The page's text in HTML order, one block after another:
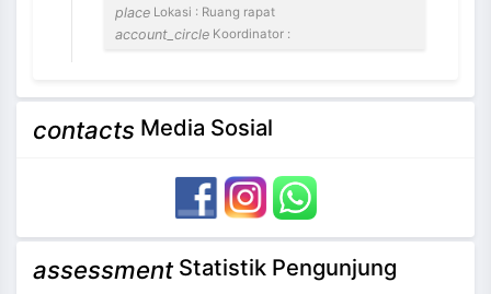
place Lokasi : Ruang rapat
account_circle Koordinator :
contacts Media Sosial
assessmentStatistik Pengunjung